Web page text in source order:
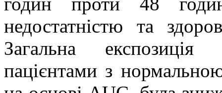
недостатністю та
Загальна експозиція
пацієнтами з